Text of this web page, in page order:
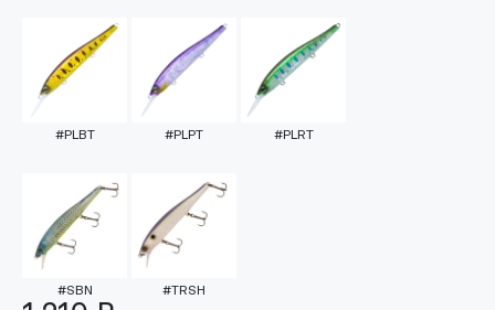
#PLBT #PLPT #PLRT
#SBN #TRSH